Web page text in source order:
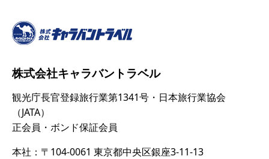
株式会社キャラバントラベル
観光庁長官登録旅行業第1341号・日本旅行業協会
（JATA）
正会員・ボンド保証会員
本社：〒104-0061 東京都中央区銀座3-11-13